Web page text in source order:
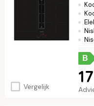
Vergelijk
B